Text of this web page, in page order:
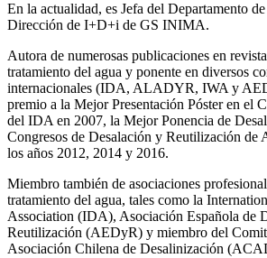
En la actualidad, es Jefa del Departamento
Dirección de I+D+i de GS INIMA.
Autora de numerosas publicaciones en
tratamiento del agua y ponente en diversos
internacionales (IDA, ALADYR, IWA y
premio a la Mejor Presentación Póster en el
del IDA en 2007, la Mejor Ponencia de
Congresos de Desalación y Reutilización de
los años 2012, 2014 y 2016.
Miembro también de asociaciones
tratamiento del agua, tales como la
Association (IDA), Asociación Española de
Reutilización (AEDyR) y miembro del
Asociación Chilena de Desalinización